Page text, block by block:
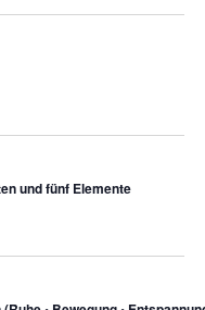
und fünf Elemente